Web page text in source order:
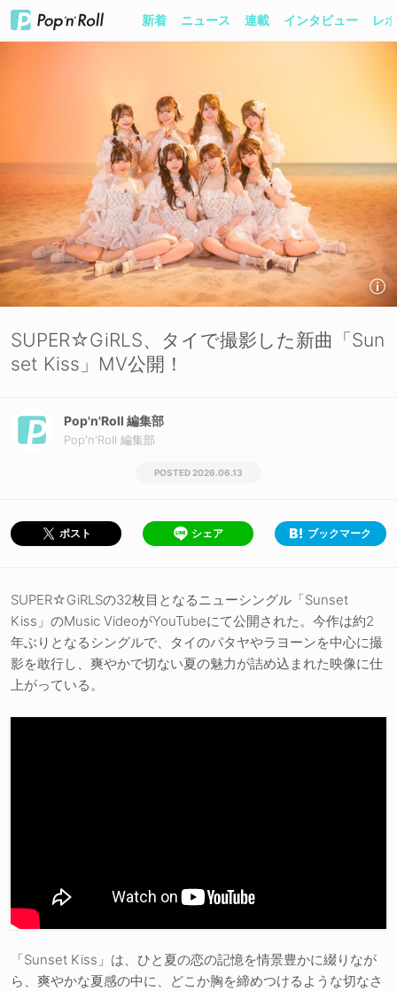
新着 ニュース 連載 インタビュー レ
SUPER☆GiRLS、タイで撮影した新曲「Sun
set Kiss」MV公開！
Pop'n'Roll 編集部
Pop'n'Roll 編集部
2026.06.13
ポスト シェア ブックマーク
SUPER☆GiRLSの32枚目となるニューシングル「Sunset
Kiss」のMusic VideoがYouTubeにて公開された。今作は約2
年ぶりとなるシングルで、タイのパタヤやラヨーンを中心に撮
影を敢行し、爽やかで切ない夏の魅力が詰め込まれた映像に仕
上がっている。
「Sunset Kiss」は、ひと夏の恋の記憶を情景豊かに綴りなが
ら、爽やかな夏感の中に、どこか胸を締めつけるような切なさ